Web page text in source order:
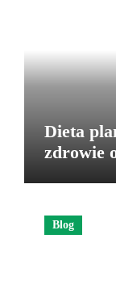
Dieta
zdrowie
Blog